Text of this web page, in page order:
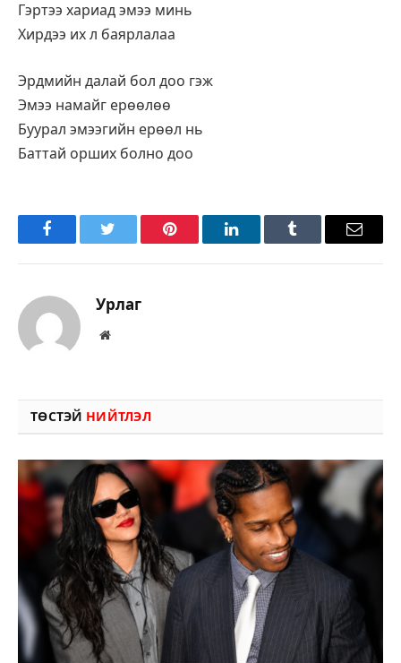
Гэртээ хариад эмээ минь
Хирдээ их л баярлалаа
Эрдмийн далай бол доо гэж
Эмээ намайг ерөөлөө
Буурал эмээгийн ерөөл нь
Баттай орших болно доо
FacebookTwitter Pinterest LinkedInTumblr Имэйл
Урлаг
Вэбсайт
ТӨСТЭЙ НИЙТЛЭЛ